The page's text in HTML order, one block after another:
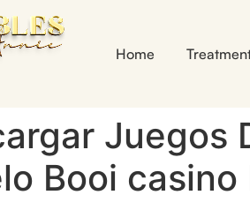
Home
Juegos
Booi